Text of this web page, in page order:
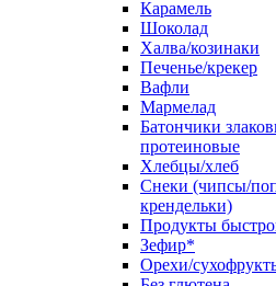
Карамель
Шоколад
Халва/козинаки
Печенье/крекер
Вафли
Мармелад
Батончики
протеиновые
Хлебцы/хлеб
Снеки (чипсы/
крендельки)
Продукты
Зефир*
Орехи/